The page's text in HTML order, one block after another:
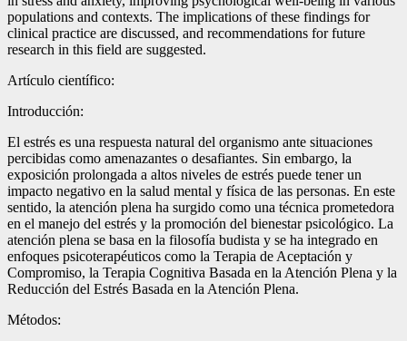
populations and contexts. The implications of these findings for
clinical practice are discussed, and recommendations for future
research in this field are suggested.
Artículo científico:
Introducción:
El estrés es una respuesta natural del organismo ante situaciones
percibidas como amenazantes o desafiantes. Sin embargo, la
exposición prolongada a altos niveles de estrés puede tener un
impacto negativo en la salud mental y física de las personas. En este
sentido, la atención plena ha surgido como una técnica prometedora
en el manejo del estrés y la promoción del bienestar psicológico. La
atención plena se basa en la filosofía budista y se ha integrado en
enfoques psicoterapéuticos como la Terapia de Aceptación y
Compromiso, la Terapia Cognitiva Basada en la Atención Plena y la
Reducción del Estrés Basada en la Atención Plena.
Métodos: